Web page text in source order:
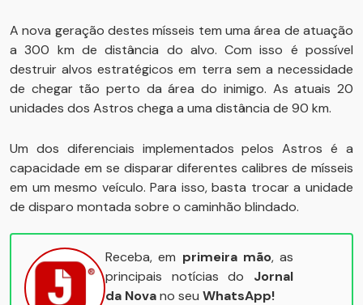
A nova geração destes mísseis tem uma área de atuação
a 300 km de distância do alvo. Com isso é possível
destruir alvos estratégicos em terra sem a necessidade
de chegar tão perto da área do inimigo. As atuais 20
unidades dos Astros chega a uma distância de 90 km.
Um dos diferenciais implementados pelos Astros é a
capacidade em se disparar diferentes calibres de mísseis
em um mesmo veículo. Para isso, basta trocar a unidade
de disparo montada sobre o caminhão blindado.
Receba, em primeira mão, as
principais notícias do Jornal
da Novano seu WhatsApp!